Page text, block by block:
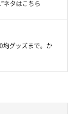
ネタはこちら
均グッズまで。か